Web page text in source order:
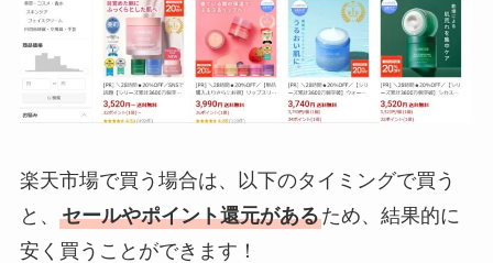
楽天市場で買う場合は、以下のタイミングで買う
と、 セールやポイント還元があるため、結果的に
安く買うことができます！